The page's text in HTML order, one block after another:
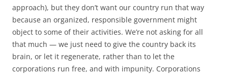
approach), but they don’t want our country run that way
because an organized, responsible government might
object to some of their activities. We’re not asking for all
that much — we just need to give the country back its
brain, or let it regenerate, rather than to let the
corporations run free, and with impunity. Corporations